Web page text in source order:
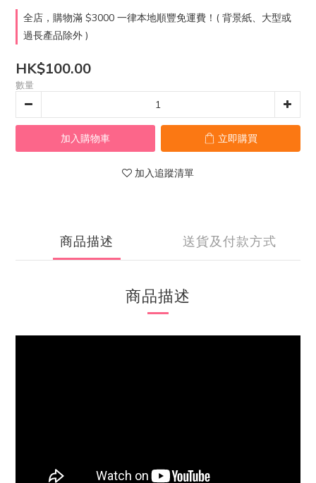
全店，購物滿 $3000 一律本地順豐免運費！( 背景紙、大型或
過長產品除外 )
HK$100.00
數量
加入購物車 立即購買
加入追蹤清單
商品描述 送貨及付款方式
商品描述